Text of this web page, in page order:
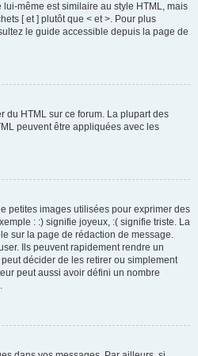
même est similaire au style HTML, mais
[ et ] plutôt que < et >. Pour plus
le guide accessible depuis la page de
du HTML sur ce forum. La plupart des
peuvent être appliquées avec les
petites images utilisées pour exprimer des
: :) signifie joyeux, :( signifie triste. La
sur la page de rédaction de message.
Ils peuvent rapidement rendre un
décider de les retirer ou simplement
peut aussi avoir défini un nombre